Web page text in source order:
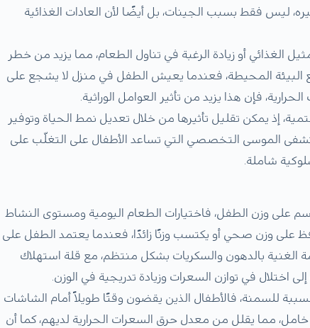
ليس فقط بسبب الجينات، بل أيضًا لأن العادات الغذائية
الغذائي أو زيادة الرغبة في تناول الطعام، مما يزيد من خطر
البيئة المحيطة، فعندما يعيش الطفل في منزل لا يشجع على
فإن هذا يزيد من تأثير العوامل الوراثية.
إذ يمكن تقليل تأثيرها من خلال تعديل نمط الحياة وتوفير
الموسى التخصصي التي تساعد الأطفال على التغلّب على
شاملة.
على وزن الطفل، فاختيارات الطعام اليومية ومستوى النشاط
على وزن صحي أو يكتسب وزنًا زائدًا، فعندما يعتمد الطفل على
الغنية بالدهون والسكريات بشكل منتظم، مع قلة استهلاك
اختلال في توازن السعرات وزيادة تدريجية في الوزن.
للسمنة، فالأطفال الذين يقضون وقتًا طويلاً أمام الشاشات
خامل، مما يقلل من معدل حرق السعرات الحرارية لديهم، كما أن